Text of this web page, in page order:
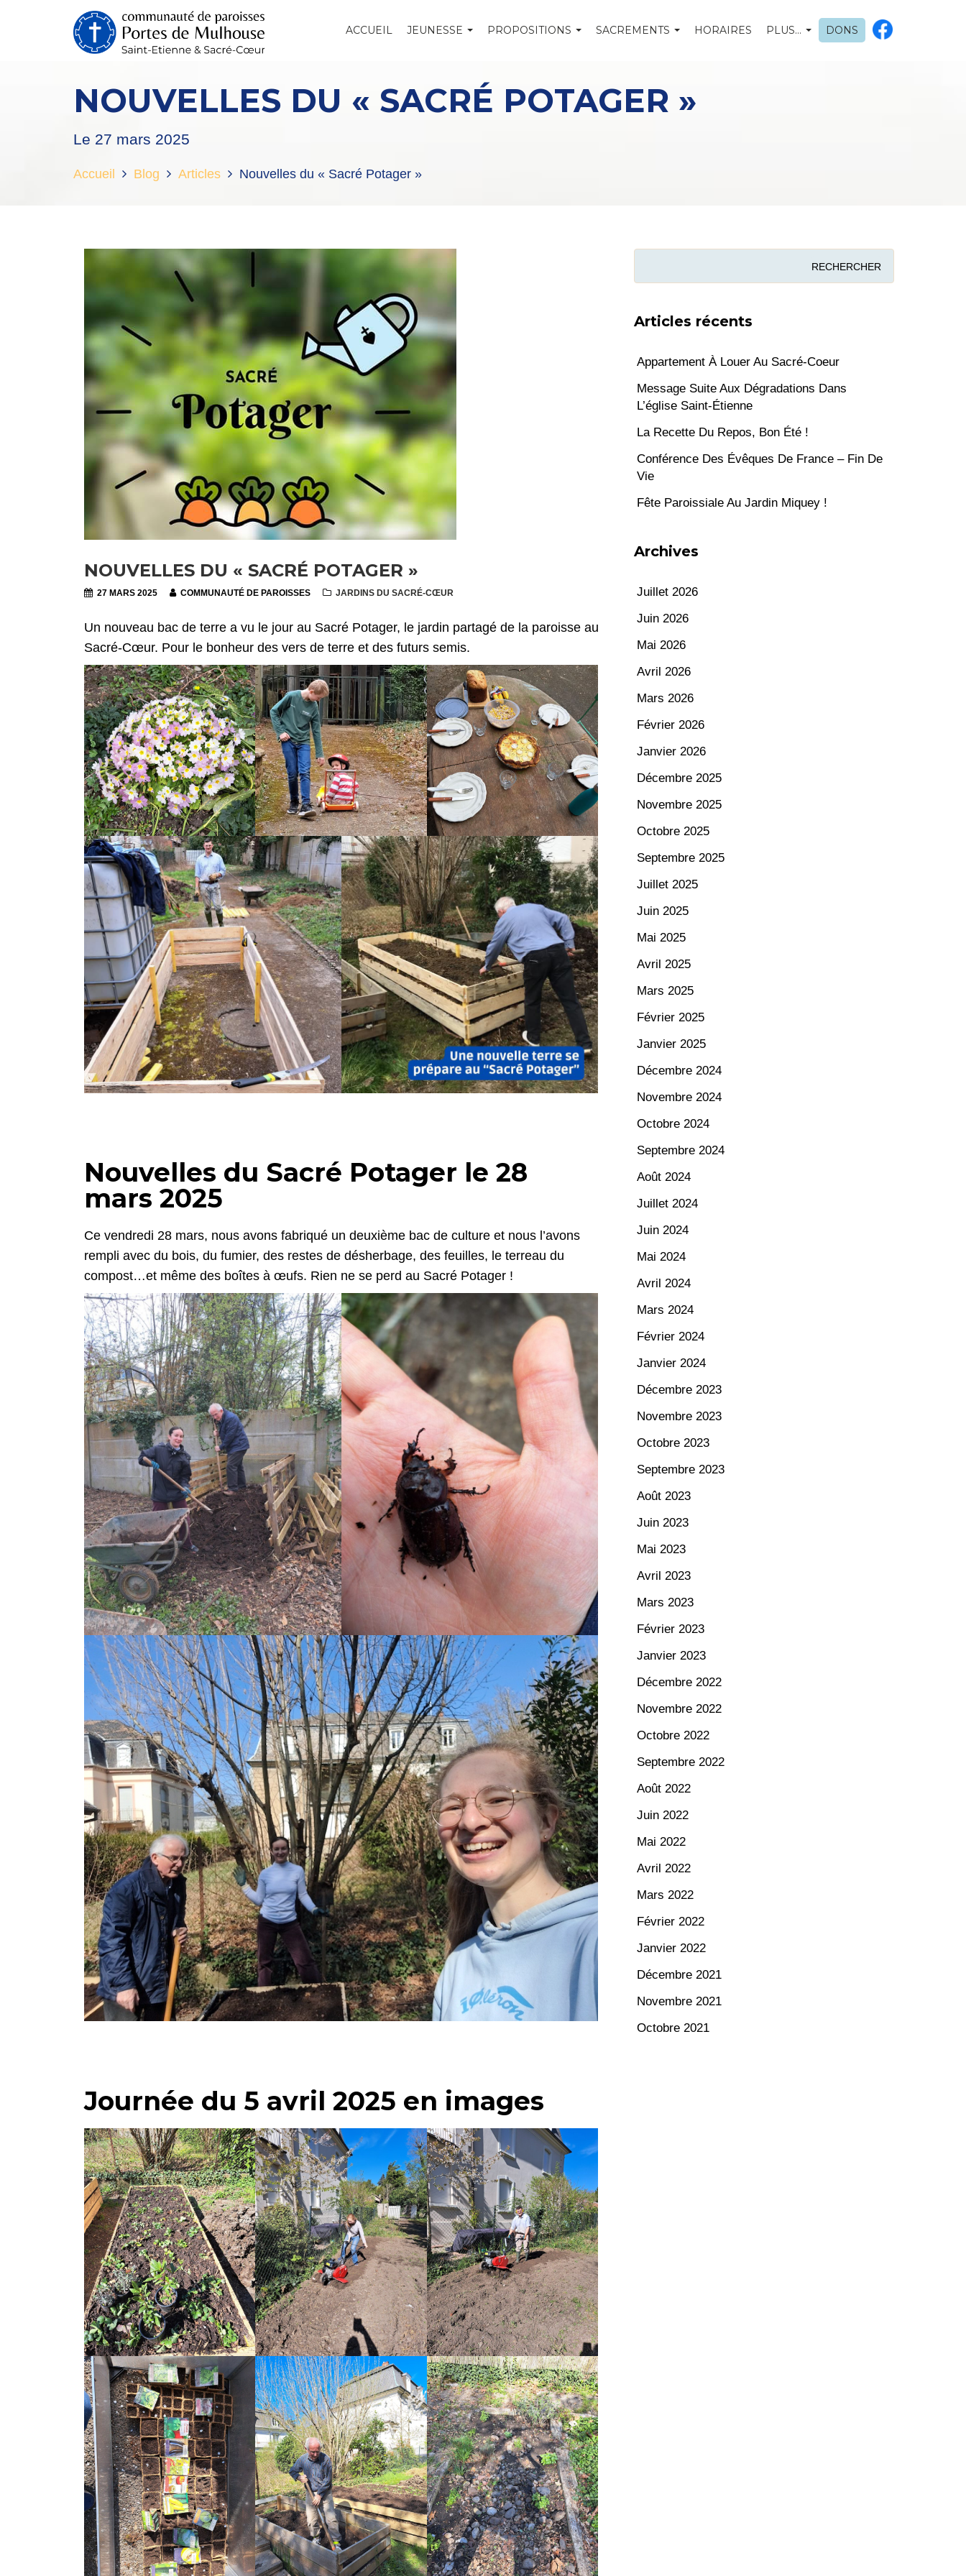
ACCUEIL JEUNESSE PROPOSITIONS SACREMENTS HORAIRES PLUS… DONS
NOUVELLES DU « SACRÉ POTAGER »
Le 27 mars 2025
Accueil Blog Articles Nouvelles du « Sacré Potager »
NOUVELLES DU « SACRÉ POTAGER »
27 MARS 2025 COMMUNAUTÉ DE PAROISSES JARDINS DU SACRÉ-CŒUR
Un nouveau bac de terre a vu le jour au Sacré Potager, le jardin partagé de la paroisse au
Sacré-Cœur. Pour le bonheur des vers de terre et des futurs semis.
Nouvelles du Sacré Potager le 28
mars 2025
Ce vendredi 28 mars, nous avons fabriqué un deuxième bac de culture et nous l’avons
rempli avec du bois, du fumier, des restes de désherbage, des feuilles, le terreau du
compost…et même des boîtes à œufs. Rien ne se perd au Sacré Potager !
Journée du 5 avril 2025 en images
Articles récents
Appartement À Louer Au Sacré-Coeur
Message Suite Aux Dégradations Dans
L’église Saint-Étienne
La Recette Du Repos, Bon Été !
Conférence Des Évêques De France – Fin De
Vie
Fête Paroissiale Au Jardin Miquey !
Archives
Juillet 2026
Juin 2026
Mai 2026
Avril 2026
Mars 2026
Février 2026
Janvier 2026
Décembre 2025
Novembre 2025
Octobre 2025
Septembre 2025
Juillet 2025
Juin 2025
Mai 2025
Avril 2025
Mars 2025
Février 2025
Janvier 2025
Décembre 2024
Novembre 2024
Octobre 2024
Septembre 2024
Août 2024
Juillet 2024
Juin 2024
Mai 2024
Avril 2024
Mars 2024
Février 2024
Janvier 2024
Décembre 2023
Novembre 2023
Octobre 2023
Septembre 2023
Août 2023
Juin 2023
Mai 2023
Avril 2023
Mars 2023
Février 2023
Janvier 2023
Décembre 2022
Novembre 2022
Octobre 2022
Septembre 2022
Août 2022
Juin 2022
Mai 2022
Avril 2022
Mars 2022
Février 2022
Janvier 2022
Décembre 2021
Novembre 2021
Octobre 2021